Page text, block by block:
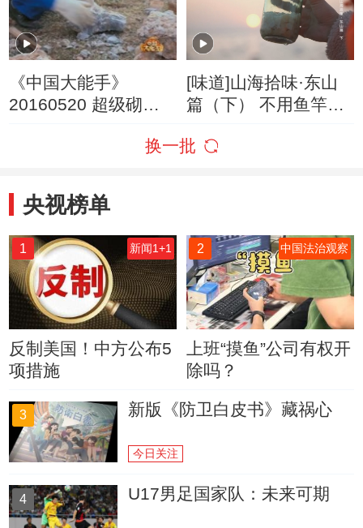
《中国大能手》
20160520 超级砌筑
[味道]山海拾味·东山
篇（下） 不用鱼竿不
上门！
换一批
央视榜单
1 新闻1+1
反制美国！中方公布5
项措施
2 中国法治观察
上班“摸鱼”公司有权开
除吗？
3 新版《防卫白皮书》藏祸心
今日关注
4 U17男足国家队：未来可期